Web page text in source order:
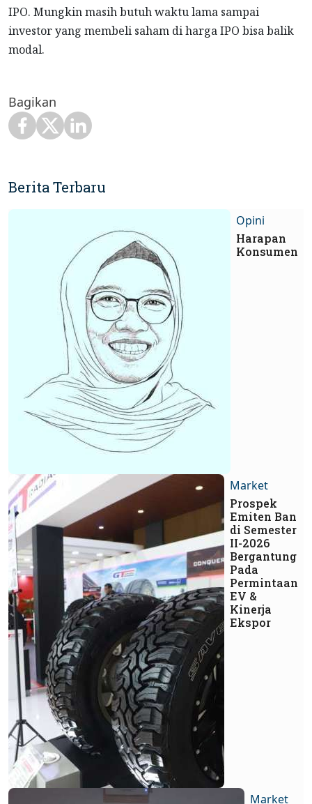
IPO. Mungkin masih butuh waktu lama sampai
investor yang membeli saham di harga IPO bisa balik
modal.
Bagikan
Berita Terbaru
Opini
Harapan
Konsumen
Market
Prospek
Emiten Ban
di Semester
II-2026
Bergantung
Pada
Permintaan
EV &
Kinerja
Ekspor
Market